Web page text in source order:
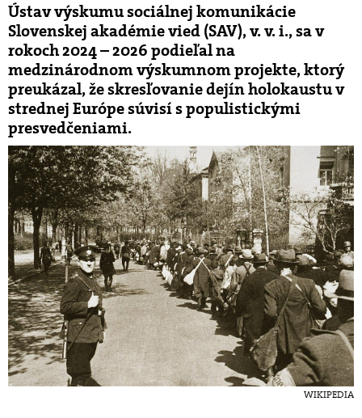
Ústav výskumu sociálnej komunikácie
Slovenskej akadémie vied (SAV), v. v. i., sa v
rokoch 2024 – 2026 podieľal na
medzinárodnom výskumnom projekte, ktorý
preukázal, že skresľovanie dejín holokaustu v
strednej Európe súvisí s populistickými
presvedčeniami.
WIKIPEDIA